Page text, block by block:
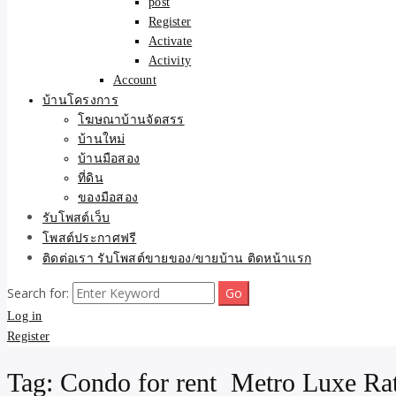
Register
Activate
Activity
Account
บ้านโครงการ
โฆษณาบ้านจัดสรร
บ้านใหม่
บ้านมือสอง
ที่ดิน
ของมือสอง
รับโพสต์เว็บ
โพสต์ประกาศฟรี
ติดต่อเรา รับโพสต์ขายของ/ขายบ้าน ติดหน้าแรก
Search for:
Log in
Register
Tag: Condo for rent Metro Luxe